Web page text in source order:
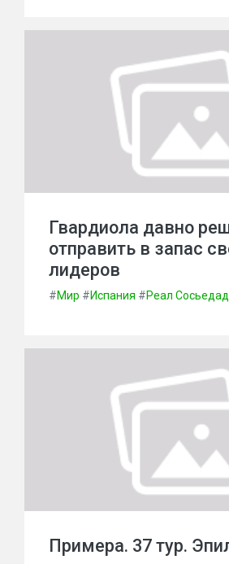
Гвардиола давно
отправить в запас
лидеров
#Мир #Испания #Реал Сосьедад
Примера. 37 тур.